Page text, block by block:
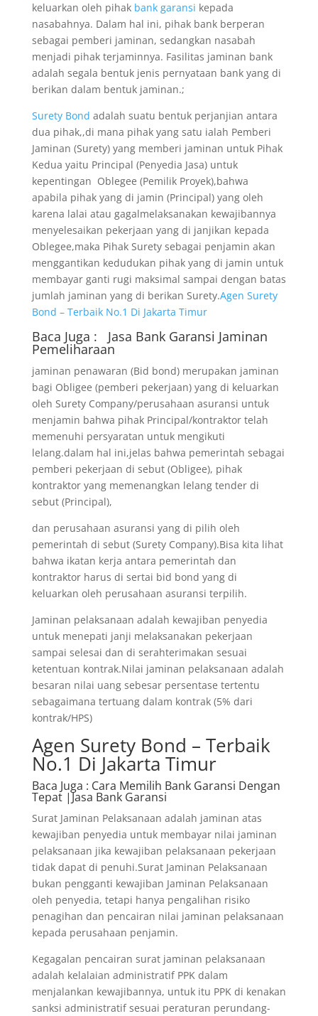
keluarkan oleh pihak bank garansi kepada
nasabahnya. Dalam hal ini, pihak bank berperan
sebagai pemberi jaminan, sedangkan nasabah
menjadi pihak terjaminnya. Fasilitas jaminan bank
adalah segala bentuk jenis pernyataan bank yang di
berikan dalam bentuk jaminan.;
Surety Bond adalah suatu bentuk perjanjian antara
dua pihak,,di mana pihak yang satu ialah Pemberi
Jaminan (Surety) yang memberi jaminan untuk Pihak
Kedua yaitu Principal (Penyedia Jasa) untuk
kepentingan Oblegee (Pemilik Proyek),bahwa
apabila pihak yang di jamin (Principal) yang oleh
karena lalai atau gagalmelaksanakan kewajibannya
menyelesaikan pekerjaan yang di janjikan kepada
Oblegee,maka Pihak Surety sebagai penjamin akan
menggantikan kedudukan pihak yang di jamin untuk
membayar ganti rugi maksimal sampai dengan batas
jumlah jaminan yang di berikan Surety.Agen Surety
Bond – Terbaik No.1 Di Jakarta Timur
Baca Juga : Jasa Bank Garansi Jaminan
Pemeliharaan
jaminan penawaran (Bid bond) merupakan jaminan
bagi Obligee (pemberi pekerjaan) yang di keluarkan
oleh Surety Company/perusahaan asuransi untuk
menjamin bahwa pihak Principal/kontraktor telah
memenuhi persyaratan untuk mengikuti
lelang.dalam hal ini,jelas bahwa pemerintah sebagai
pemberi pekerjaan di sebut (Obligee), pihak
kontraktor yang memenangkan lelang tender di
sebut (Principal),
dan perusahaan asuransi yang di pilih oleh
pemerintah di sebut (Surety Company).Bisa kita lihat
bahwa ikatan kerja antara pemerintah dan
kontraktor harus di sertai bid bond yang di
keluarkan oleh perusahaan asuransi terpilih.
Jaminan pelaksanaan adalah kewajiban penyedia
untuk menepati janji melaksanakan pekerjaan
sampai selesai dan di serahterimakan sesuai
ketentuan kontrak.Nilai jaminan pelaksanaan adalah
besaran nilai uang sebesar persentase tertentu
sebagaimana tertuang dalam kontrak (5% dari
kontrak/HPS)
Agen Surety Bond – Terbaik
No.1 Di Jakarta Timur
Baca Juga : Cara Memilih Bank Garansi Dengan
Tepat |Jasa Bank Garansi
Surat Jaminan Pelaksanaan adalah jaminan atas
kewajiban penyedia untuk membayar nilai jaminan
pelaksanaan jika kewajiban pelaksanaan pekerjaan
tidak dapat di penuhi.Surat Jaminan Pelaksanaan
bukan pengganti kewajiban Jaminan Pelaksanaan
oleh penyedia, tetapi hanya pengalihan risiko
penagihan dan pencairan nilai jaminan pelaksanaan
kepada perusahaan penjamin.
Kegagalan pencairan surat jaminan pelaksanaan
adalah kelalaian administratif PPK dalam
menjalankan kewajibannya, untuk itu PPK di kenakan
sanksi administratif sesuai peraturan perundang-